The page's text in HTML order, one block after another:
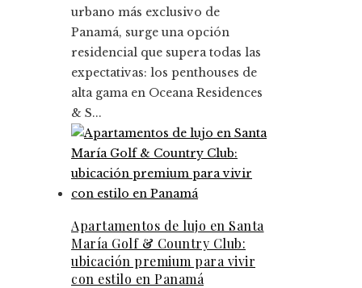
urbano más exclusivo de
Panamá, surge una opción
residencial que supera todas las
expectativas: los penthouses de
alta gama en Oceana Residences
& S...
Apartamentos de lujo en Santa
María Golf & Country Club:
ubicación premium para vivir
con estilo en Panamá